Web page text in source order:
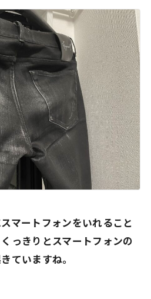
マートフォンをいれること
っきりとスマートフォンの
ていますね。